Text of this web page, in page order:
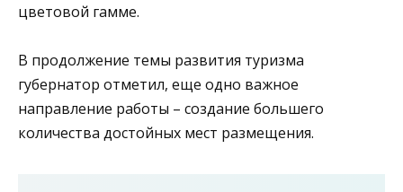
цветовой гамме.
В продолжение темы развития туризма
губернатор отметил, еще одно важное
направление работы – создание большего
количества достойных мест размещения.